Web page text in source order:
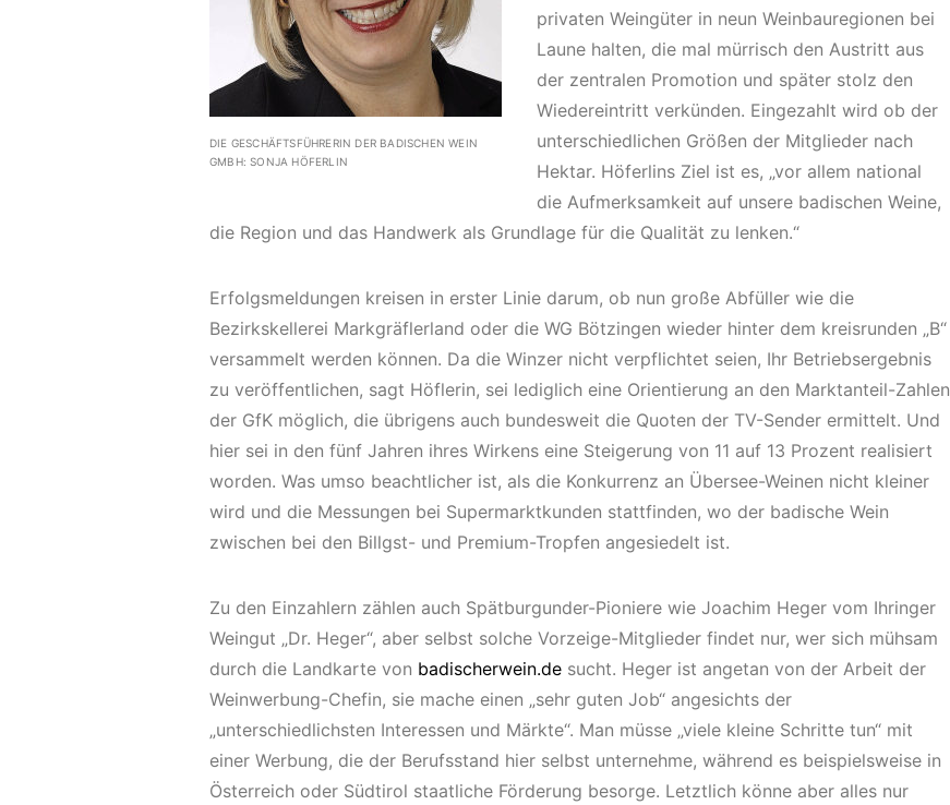
DIE GESCHÄFTSFÜHRERIN DER BADISCHEN WEIN
GMBH: SONJA HÖFERLIN
privaten Weingüter in neun Weinbauregionen bei
Laune halten, die mal mürrisch den Austritt aus
der zentralen Promotion und später stolz den
Wiedereintritt verkünden. Eingezahlt wird ob der
unterschiedlichen Größen der Mitglieder nach
Hektar. Höferlins Ziel ist es, „vor allem national
die Aufmerksamkeit auf unsere badischen Weine,
die Region und das Handwerk als Grundlage für die Qualität zu lenken.“
Erfolgsmeldungen kreisen in erster Linie darum, ob nun große Abfüller wie die
Bezirkskellerei Markgräflerland oder die WG Bötzingen wieder hinter dem kreisrunden „B“
versammelt werden können. Da die Winzer nicht verpflichtet seien, Ihr Betriebsergebnis
zu veröffentlichen, sagt Höflerin, sei lediglich eine Orientierung an den Marktanteil-Zahlen
der GfK möglich, die übrigens auch bundesweit die Quoten der TV-Sender ermittelt. Und
hier sei in den fünf Jahren ihres Wirkens eine Steigerung von 11 auf 13 Prozent realisiert
worden. Was umso beachtlicher ist, als die Konkurrenz an Übersee-Weinen nicht kleiner
wird und die Messungen bei Supermarktkunden stattfinden, wo der badische Wein
zwischen bei den Billgst- und Premium-Tropfen angesiedelt ist.
Zu den Einzahlern zählen auch Spätburgunder-Pioniere wie Joachim Heger vom Ihringer
Weingut „Dr. Heger“, aber selbst solche Vorzeige-Mitglieder findet nur, wer sich mühsam
durch die Landkarte von badischerwein.de sucht. Heger ist angetan von der Arbeit der
Weinwerbung-Chefin, sie mache einen „sehr guten Job“ angesichts der
„unterschiedlichsten Interessen und Märkte“. Man müsse „viele kleine Schritte tun“ mit
einer Werbung, die der Berufsstand hier selbst unternehme, während es beispielsweise in
Österreich oder Südtirol staatliche Förderung besorge. Letztlich könne aber alles nur